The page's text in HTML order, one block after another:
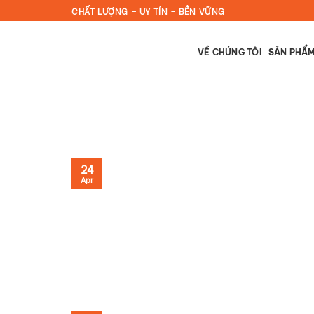
to
CHẤT LƯỢNG – UY TÍN – BỀN VỮNG
VỀ CHÚNG TÔI SẢN PHẨM
24
Apr